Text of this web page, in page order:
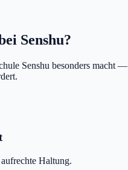
Senshu?
Senshu besonders macht —
Haltung.